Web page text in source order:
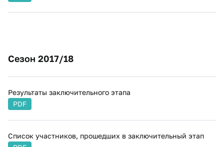
Сезон 2017/18
Результаты заключительного этапа
PDF
Список участников, про​шедших в заключительный этап​